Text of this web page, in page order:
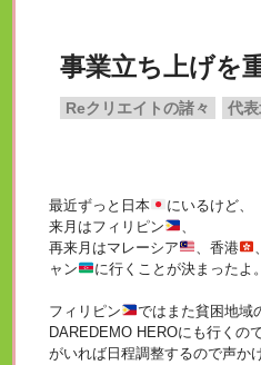
事業立ち上げを
Reクリエイトの諸々 代
最近ずっと日本
にいるけど、
来月はフィリピン
、
再来月はマレーシア
、香港
ャン
に行くことが決まったよ。
フィリピン
ではまた貧困地域
DAREDEMO HEROにも行くの
がいれば日程調整するので声か